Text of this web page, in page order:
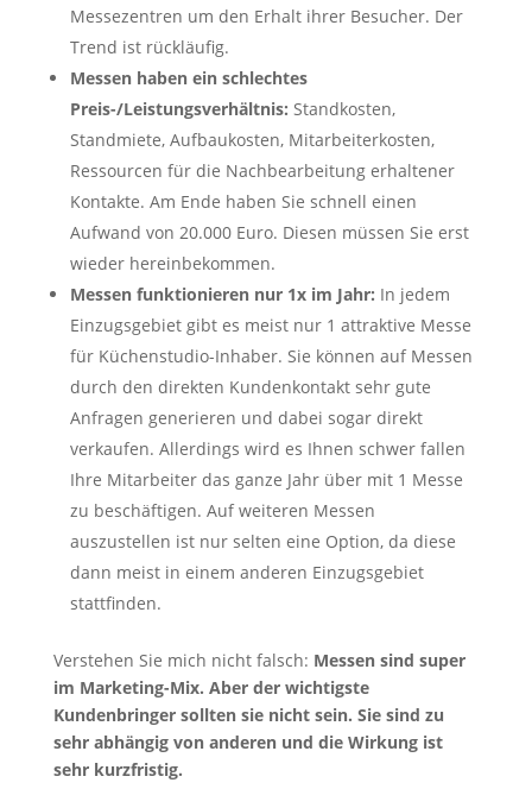
Messezentren um den Erhalt ihrer Besucher. Der
Trend ist rückläufig.
Messen haben ein schlechtes
Preis-/Leistungsverhältnis: Standkosten,
Standmiete, Aufbaukosten, Mitarbeiterkosten,
Ressourcen für die Nachbearbeitung erhaltener
Kontakte. Am Ende haben Sie schnell einen
Aufwand von 20.000 Euro. Diesen müssen Sie erst
wieder hereinbekommen.
Messen funktionieren nur 1x im Jahr: In jedem
Einzugsgebiet gibt es meist nur 1 attraktive Messe
für Küchenstudio-Inhaber. Sie können auf Messen
durch den direkten Kundenkontakt sehr gute
Anfragen generieren und dabei sogar direkt
verkaufen. Allerdings wird es Ihnen schwer fallen
Ihre Mitarbeiter das ganze Jahr über mit 1 Messe
zu beschäftigen. Auf weiteren Messen
auszustellen ist nur selten eine Option, da diese
dann meist in einem anderen Einzugsgebiet
stattfinden.
Verstehen Sie mich nicht falsch: Messen sind super
im Marketing-Mix. Aber der wichtigste
Kundenbringer sollten sie nicht sein. Sie sind zu
sehr abhängig von anderen und die Wirkung ist
sehr kurzfristig.